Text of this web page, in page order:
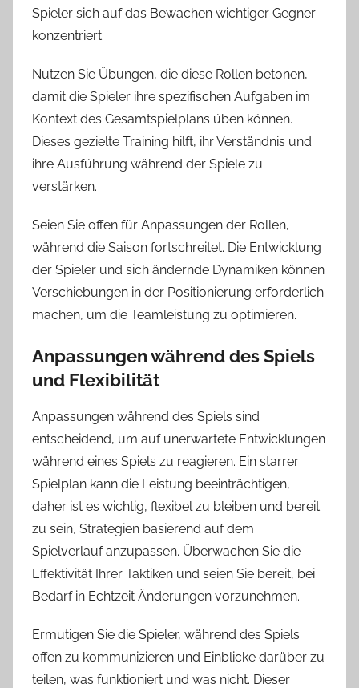
Spieler sich auf das Bewachen wichtiger Gegner
konzentriert.
Nutzen Sie Übungen, die diese Rollen betonen,
damit die Spieler ihre spezifischen Aufgaben im
Kontext des Gesamtspielplans üben können.
Dieses gezielte Training hilft, ihr Verständnis und
ihre Ausführung während der Spiele zu
verstärken.
Seien Sie offen für Anpassungen der Rollen,
während die Saison fortschreitet. Die Entwicklung
der Spieler und sich ändernde Dynamiken können
Verschiebungen in der Positionierung erforderlich
machen, um die Teamleistung zu optimieren.
Anpassungen während des Spiels
und Flexibilität
Anpassungen während des Spiels sind
entscheidend, um auf unerwartete Entwicklungen
während eines Spiels zu reagieren. Ein starrer
Spielplan kann die Leistung beeinträchtigen,
daher ist es wichtig, flexibel zu bleiben und bereit
zu sein, Strategien basierend auf dem
Spielverlauf anzupassen. Überwachen Sie die
Effektivität Ihrer Taktiken und seien Sie bereit, bei
Bedarf in Echtzeit Änderungen vorzunehmen.
Ermutigen Sie die Spieler, während des Spiels
offen zu kommunizieren und Einblicke darüber zu
teilen, was funktioniert und was nicht. Dieser